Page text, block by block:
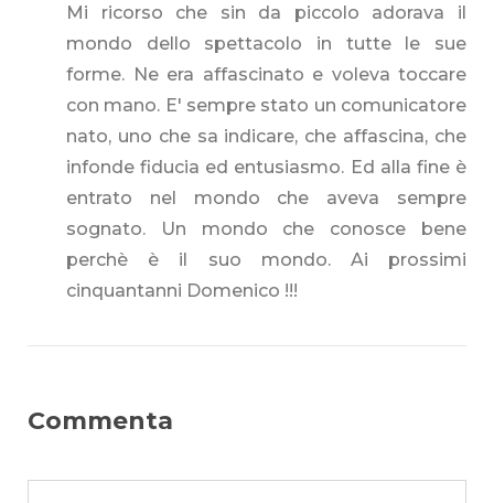
Mi ricorso che sin da piccolo adorava il
mondo dello spettacolo in tutte le sue
forme. Ne era affascinato e voleva toccare
con mano. E' sempre stato un comunicatore
nato, uno che sa indicare, che affascina, che
infonde fiducia ed entusiasmo. Ed alla fine è
entrato nel mondo che aveva sempre
sognato. Un mondo che conosce bene
perchè è il suo mondo. Ai prossimi
cinquantanni Domenico !!!
Commenta